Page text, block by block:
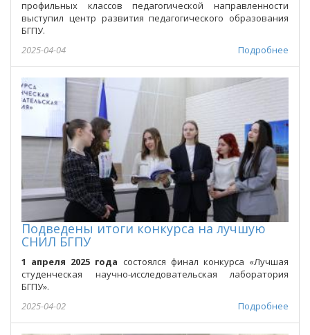
профильных классов педагогической направленности
выступил центр развития педагогического образования
БГПУ.
Подробнее
2025-04-04
Подведены итоги конкурса на лучшую
СНИЛ БГПУ
1 апреля 2025 года состоялся финал конкурса «Лучшая
студенческая научно-исследовательская лаборатория
БГПУ».
Подробнее
2025-04-02